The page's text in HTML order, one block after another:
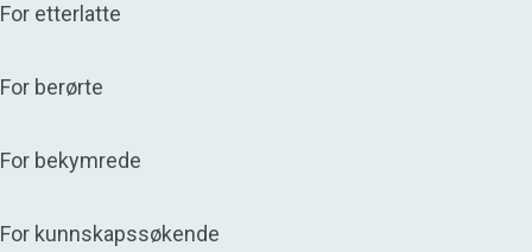
For etterlatte
For berørte
For bekymrede
For kunnskapssøkende